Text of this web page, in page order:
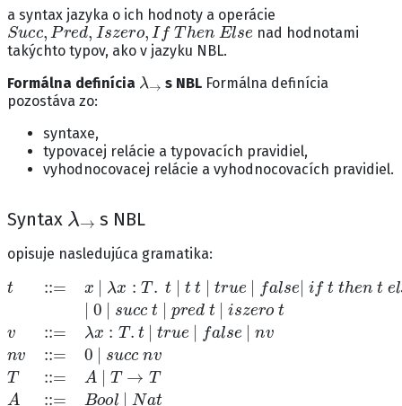
a syntax jazyka o ich hodnoty a operácie
Succ,Pred,Isz e ro,I f Then El se
nad hodnotami
takýchto typov, ako v jazyku NBL.
Formálna definícia
λ
s NBLFormálna definícia
pozostáva zo:
syntaxe,
typovacej relácie a typovacích pravidiel,
vyhodnocovacej relácie a vyhodnocovacích pravidiel.
Syntax λ s NBL
opisuje nasledujúca gramatika:
t | . t | t t | t u e | f alse| i f t the n t else t | 0